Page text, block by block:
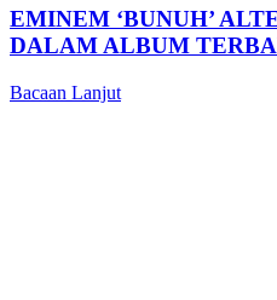
EMINEM ‘BUNUH’
DALAM ALBUM
Bacaan Lanjut